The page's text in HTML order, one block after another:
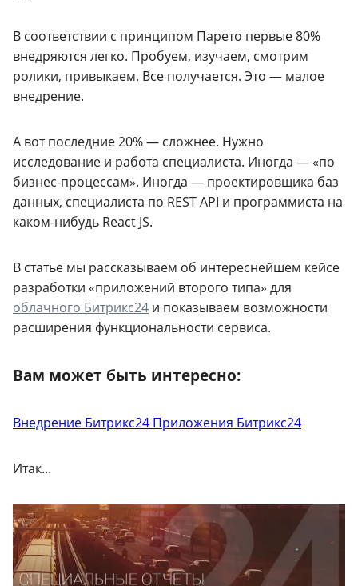
В соответствии с принципом Парето первые 80%
внедряются легко. Пробуем, изучаем, смотрим
ролики, привыкаем. Все получается. Это — малое
внедрение.
А вот последние 20% — сложнее. Нужно
исследование и работа специалиста. Иногда — «по
бизнес-процессам». Иногда — проектировщика баз
данных, специалиста по REST API и программиста на
каком-нибудь React JS.
В статье мы рассказываем об интереснейшем кейсе
разработки «приложений второго типа» для
облачного Битрикс24 и показываем возможности
расширения функциональности сервиса.
Вам может быть интересно:
Внедрение Битрикс24 Приложения Битрикс24
Итак...